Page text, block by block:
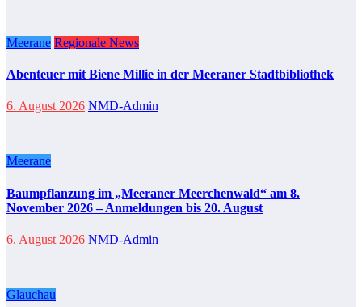
Meerane Regionale News
Abenteuer mit Biene Millie in der Meeraner Stadtbibliothek
6. August 2026 NMD-Admin
Meerane
Baumpflanzung im „Meeraner Meerchenwald“ am 8.
November 2026 – Anmeldungen bis 20. August
6. August 2026 NMD-Admin
Glauchau